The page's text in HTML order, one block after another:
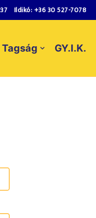
Ildikó:+36 30 527-7078
Tagság GY.I.K.